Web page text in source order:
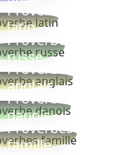
Proverbe
latin
Proverbe
russe
Proverbe
anglais
Proverbe
danois
Proverbes
famille